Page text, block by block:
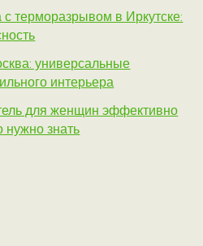
терморазрывом в Иркутске:
универсальные
интерьера
для женщин эффективно
нужно знать